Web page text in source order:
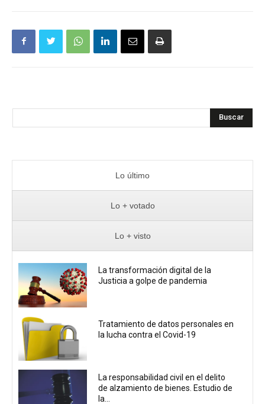
Buscar
Lo último
Lo + votado
Lo + visto
La transformación digital de la
Justicia a golpe de pandemia
Tratamiento de datos personales en
la lucha contra el Covid-19
La responsabilidad civil en el delito
de alzamiento de bienes. Estudio de
la...